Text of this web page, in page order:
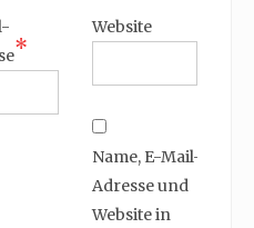
*
Website
Name, E-Mail-
Adresse und
Website in